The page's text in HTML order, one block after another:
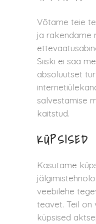
Võtame teie
ja rakendame
Siiski ei saa
absoluutset
salvestamise
kaitstud.
KÜPSISED
Kasutame
veebilehe
teavet. Teil on
küpsised